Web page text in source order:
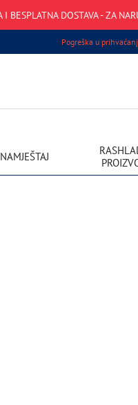
BESPLATNA DOSTAVA - ZA
Pogreška u
NAMJEŠTAJ